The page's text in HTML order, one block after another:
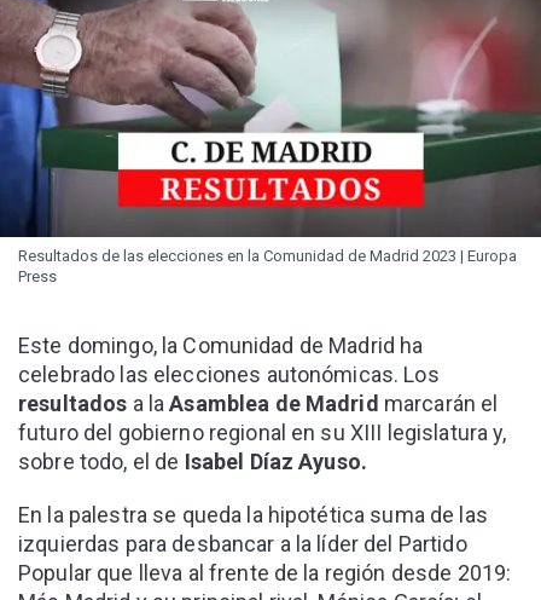
Resultados de las elecciones en la Comunidad de Madrid 2023 | Europa
Press
Este domingo, la Comunidad de Madrid ha
celebrado las elecciones autonómicas. Los
resultados a laAsamblea de Madrid marcarán el
futuro del gobierno regional en su XIII legislatura y,
sobre todo, el de Isabel Díaz Ayuso.
En la palestra se queda la hipotética suma de las
izquierdas para desbancar a la líder del Partido
Popular que lleva al frente de la región desde 2019: